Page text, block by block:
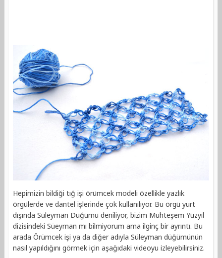
Hepimizin bildiği tığ işi örümcek modeli özellikle yazlık
örgülerde ve dantel işlerinde çok kullanılıyor. Bu örgü yurt
dışında Süleyman Düğümü deniliyor, bizim Muhteşem Yüzyıl
dizisindeki Süeyman mı bilmiyorum ama ilginç bir ayrıntı. Bu
arada Örümcek işi ya da diğer adıyla Süleyman düğümünün
nasıl yapıldığını görmek için aşağıdaki videoyu izleyebilirsiniz.